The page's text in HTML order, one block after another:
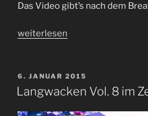
Das Video gibt’s nach dem
„Langwacken
Das
Video“
weiterlesen
VERÖFFENTLICHT
AM
6. JANUAR 2015
Langwacken Vol. 8 im